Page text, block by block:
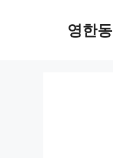
영한동